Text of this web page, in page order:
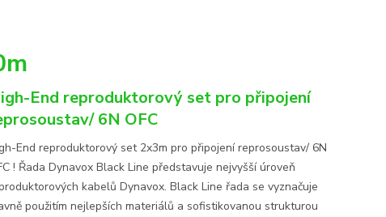
End reproduktorový set pro připojení
6N OFC
End reproduktorový set 2x3m pro připojení reprosoustav/ 6N
! Řada Dynavox Black Line představuje nejvyšší úroveň
kabelů Dynavox. Black Line řada se vyznačuje
použitím nejlepších materiálů a sofistikovanou strukturou